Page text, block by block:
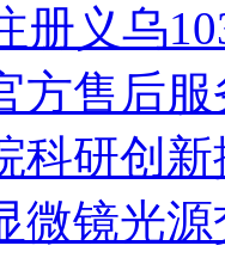
册义乌
方售后
科研创
微镜光